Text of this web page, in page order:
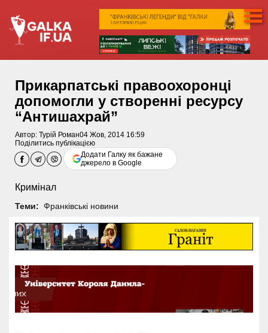
Прикарпатські правоохоронці
допомогли у створенні ресурсу
“Антишахрай”
Автор: Турій Роман04 Жов, 2014 16:59
Поділитись публікацією
Додати Галку як бажане
джерело в Google
Кримінал
Теми: Франківські новини